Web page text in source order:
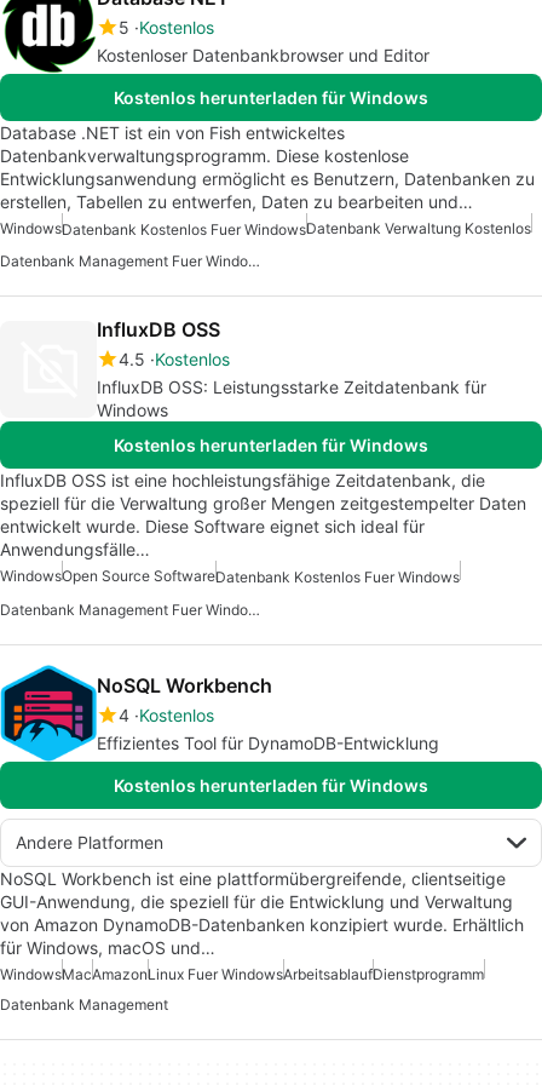
5 Kostenlos
Kostenloser Datenbankbrowser und Editor
Kostenlos herunterladen für Windows
Database .NET ist ein von Fish entwickeltes
Datenbankverwaltungsprogramm. Diese kostenlose
Entwicklungsanwendung ermöglicht es Benutzern, Datenbanken zu
erstellen, Tabellen zu entwerfen, Daten zu bearbeiten und…
WindowsDatenbank Kostenlos Fuer WindowsDatenbank Verwaltung Kostenlos
Datenbank Management Fuer Windows
InfluxDB OSS
4.5 Kostenlos
InfluxDB OSS: Leistungsstarke Zeitdatenbank für
Windows
Kostenlos herunterladen für Windows
InfluxDB OSS ist eine hochleistungsfähige Zeitdatenbank, die
speziell für die Verwaltung großer Mengen zeitgestempelter Daten
entwickelt wurde. Diese Software eignet sich ideal für
Anwendungsfälle…
WindowsOpen Source SoftwareDatenbank Kostenlos Fuer Windows
Datenbank Management Fuer Windows
NoSQL Workbench
4 Kostenlos
Effizientes Tool für DynamoDB-Entwicklung
Kostenlos herunterladen für Windows
Andere Platformen
NoSQL Workbench ist eine plattformübergreifende, clientseitige
GUI-Anwendung, die speziell für die Entwicklung und Verwaltung
von Amazon DynamoDB-Datenbanken konzipiert wurde. Erhältlich
für Windows, macOS und…
WindowsMacAmazonLinux Fuer WindowsArbeitsablaufDienstprogramm
Datenbank Management